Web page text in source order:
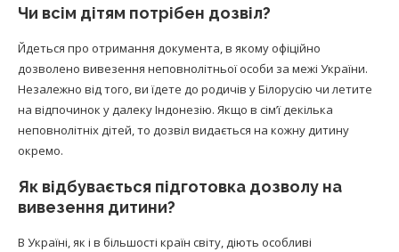
Чи всім дітям потрібен дозвіл?
Йдеться про отримання документа, в якому офіційно
дозволено вивезення неповнолітньої особи за межі України.
Незалежно від того, ви їдете до родичів у Білорусію чи летите
на відпочинок у далеку Індонезію. Якщо в сім’ї декілька
неповнолітніх дітей, то дозвіл видається на кожну дитину
окремо.
Як відбувається підготовка дозволу на
вивезення дитини?
В Україні, як і в більшості країн світу, діють особливі